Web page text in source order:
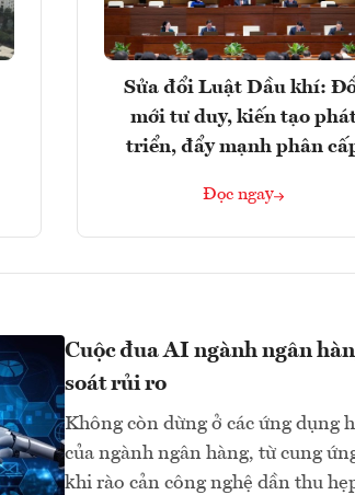
Sửa đổi Luật Dầu khí:
mới tư duy, kiến tạo
triển, đẩy mạnh phân
Đọc ngay
Cuộc đua AI ngành ngân
soát rủi ro
Không còn dừng ở các ứng dụng
của ngành ngân hàng, từ cung
khi rào cản công nghệ dần thu